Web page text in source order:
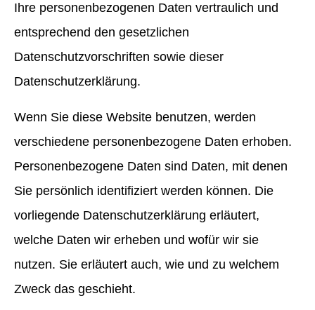
Ihre personenbezogenen Daten vertraulich und
entsprechend den gesetzlichen
Datenschutzvorschriften sowie dieser
Datenschutzerklärung.
Wenn Sie diese Website benutzen, werden
verschiedene personenbezogene Daten erhoben.
Personenbezogene Daten sind Daten, mit denen
Sie persönlich identifiziert werden können. Die
vorliegende Datenschutzerklärung erläutert,
welche Daten wir erheben und wofür wir sie
nutzen. Sie erläutert auch, wie und zu welchem
Zweck das geschieht.